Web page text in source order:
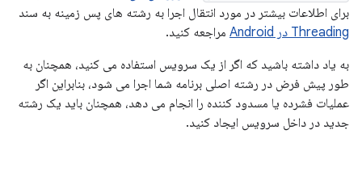
برای اطلاعات بیشتر در مورد انتقال اجرا به رشته های پس زمینه به سند
Threading در Android
مراجعه کنید.
به یاد داشته باشید که اگر از یک سرویس استفاده می کنید، همچنان به
طور پیش فرض در رشته اصلی برنامه شما اجرا می شود، بنابراین اگر
عملیات فشرده یا مسدود کننده را انجام می دهد، همچنان باید یک رشته
جدید در داخل سرویس ایجاد کنید.